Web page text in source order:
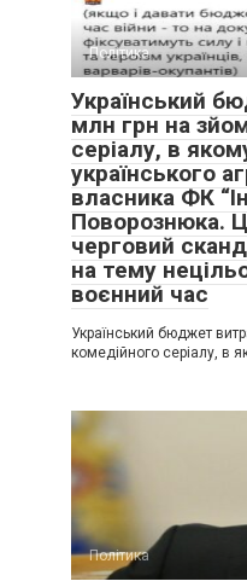
Політика
Український
млн грн на
серіалу, в
українського
власника ФК
Поворознюка.
черговий
на тему
воєнний час
Український бюджет
комедійного серіалу, в
Політика